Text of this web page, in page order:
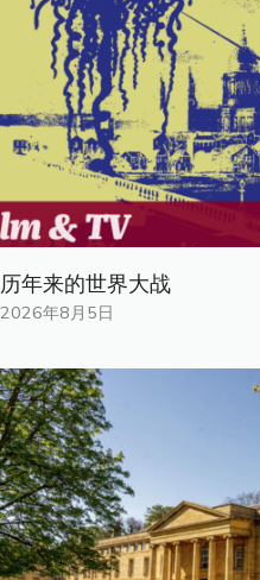
历年来的世界大战
2026年8月5日